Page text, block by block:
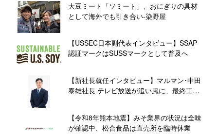
大豆ミート「ソミート」、おにぎりの具材
として海外でも引き合い-染野屋
【USSEC日本副代表インタビュー】SSAP
認証マークはSUSSマークとして普及へ
【新社長就任インタビュー】マルマン･中田
泰雄社長 テレビ放送が追い風に、最終工程
【令和8年熊本地震】みそ業界の状況は全味
が確認中、松合食品は直売所を臨時休業